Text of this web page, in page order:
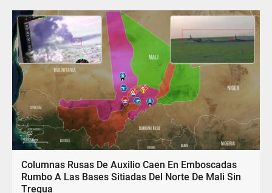
Columnas Rusas De Auxilio Caen En Emboscadas
Rumbo A Las Bases Sitiadas Del Norte De Mali Sin
Tregua